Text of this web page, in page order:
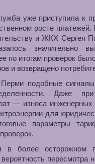
уже приступила к
росте
и ЖКХ Сергея
значительно
по итогам проверок
и возвращено
подобные
Даже
— износа
для
параметры
в более осторожном
пересмотра